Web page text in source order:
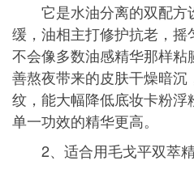
它是水油分离的双配方
缓，油相主打修护抗老，摇
不会像多数油感精华那样
善熬夜带来的皮肤干燥暗
纹，能大幅降低底妆卡粉
单一功效的精华更高。
2、适合用毛戈平双萃